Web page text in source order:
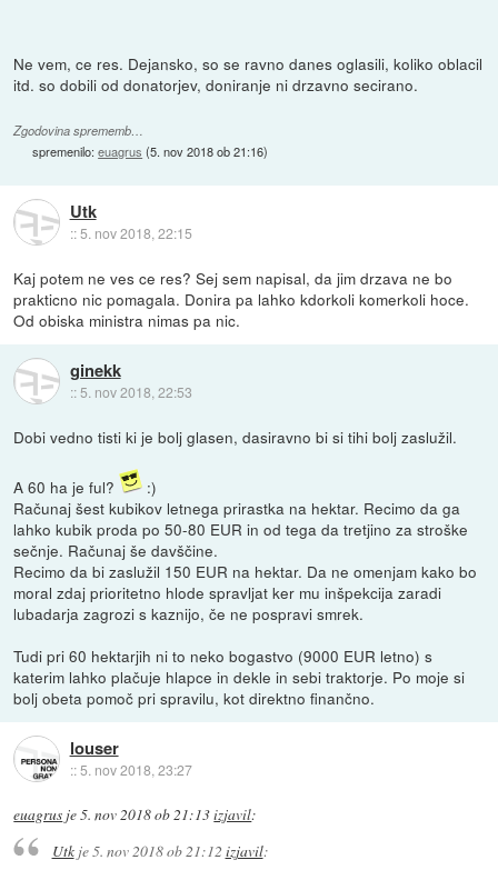
Ne vem, ce res. Dejansko, so se ravno danes oglasili, koliko oblacil
itd. so dobili od donatorjev, doniranje ni drzavno secirano.
Zgodovina sprememb…
spremenilo:euagrus (5. nov 2018 ob 21:16)
Utk
::5. nov 2018, 22:15
Kaj potem ne ves ce res? Sej sem napisal, da jim drzava ne bo
prakticno nic pomagala. Donira pa lahko kdorkoli komerkoli hoce.
Od obiska ministra nimas pa nic.
ginekk
:: 5. nov 2018, 22:53
Dobi vedno tisti ki je bolj glasen, dasiravno bi si tihi bolj zaslužil.
A 60 ha je ful?
:)
Računaj šest kubikov letnega prirastka na hektar. Recimo da ga
lahko kubik proda po 50-80 EUR in od tega da tretjino za stroške
sečnje. Računaj še davščine.
Recimo da bi zaslužil 150 EUR na hektar. Da ne omenjam kako bo
moral zdaj prioritetno hlode spravljat ker mu inšpekcija zaradi
lubadarja zagrozi s kaznijo, če ne pospravi smrek.
Tudi pri 60 hektarjih ni to neko bogastvo (9000 EUR letno) s
katerim lahko plačuje hlapce in dekle in sebi traktorje. Po moje si
bolj obeta pomoč pri spravilu, kot direktno finančno.
louser
::5. nov 2018, 23:27
euagrus je5. nov 2018 ob 21:13izjavil:
Utkje5. nov 2018 ob 21:12 izjavil: